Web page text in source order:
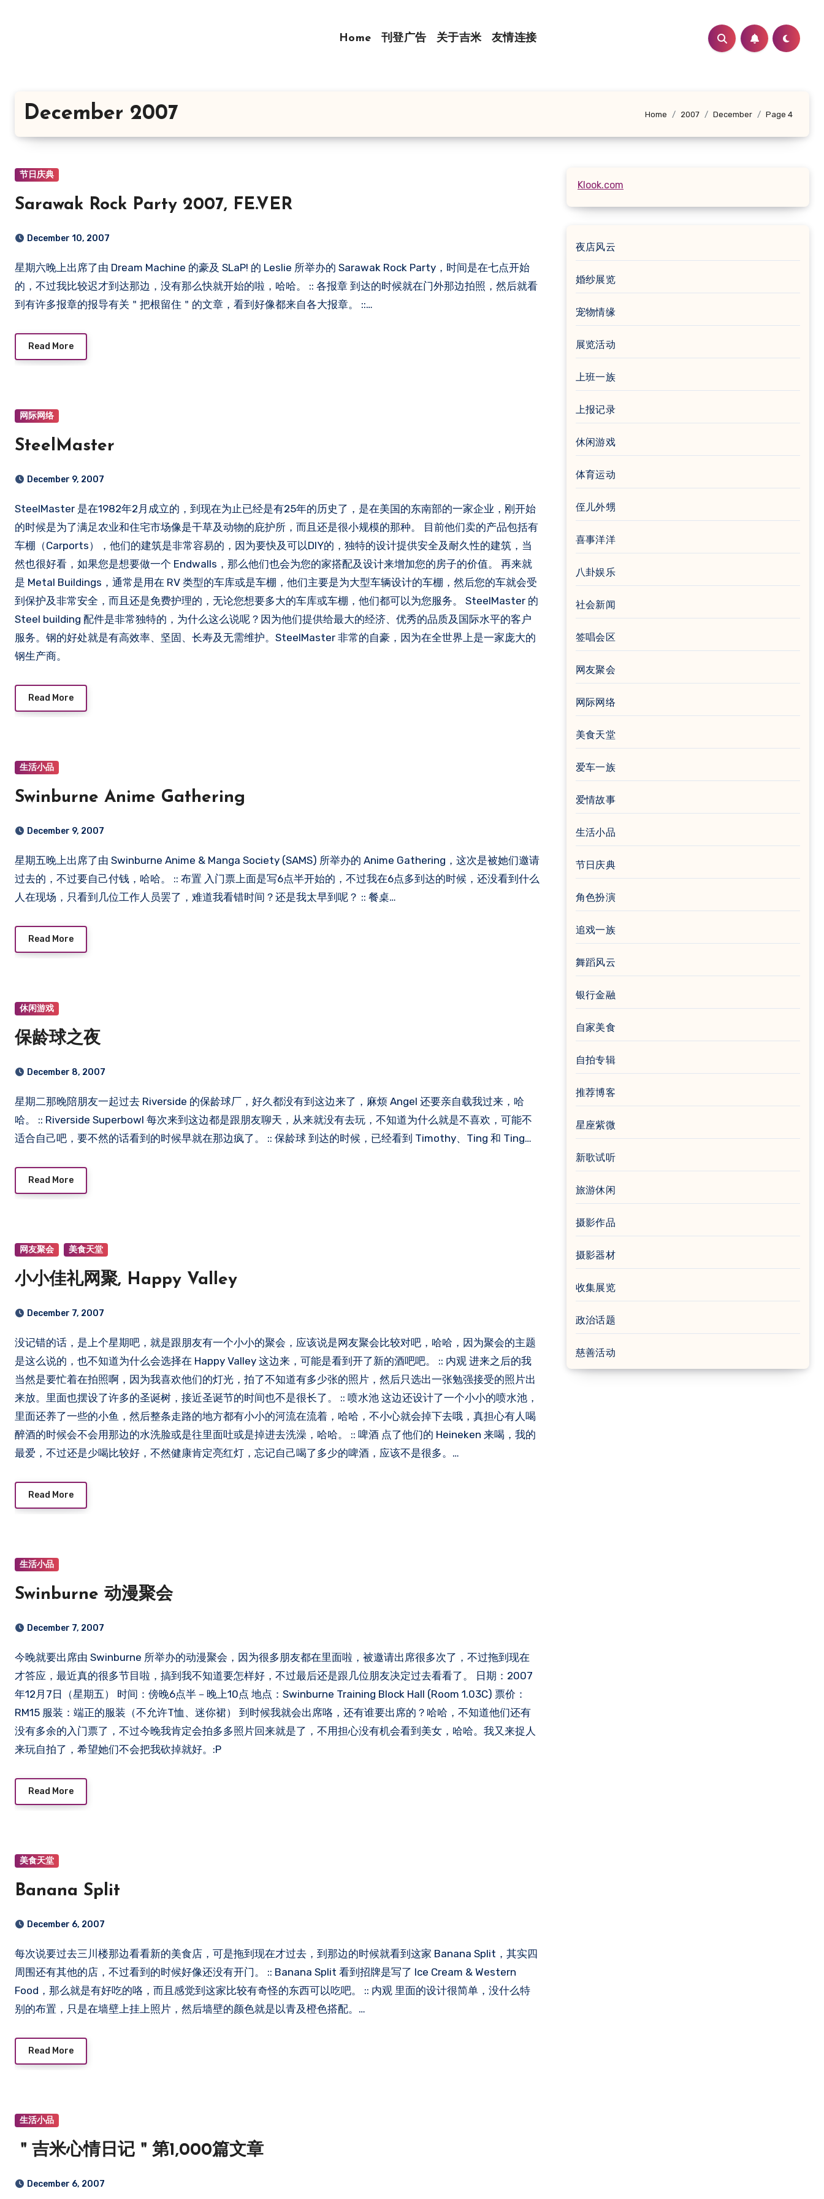
Home 刊登广告 关于吉米 友情连接
December 2007 Home 2007 December Page 4
节日庆典
Sarawak Rock Party 2007, FE.VER
December 10, 2007
星期六晚上出席了由 Dream Machine 的豪及 SLaP! 的 Leslie 所举办的 Sarawak Rock Party，时间是在七点开始
的，不过我比较迟才到达那边，没有那么快就开始的啦，哈哈。 :: 各报章 到达的时候就在门外那边拍照，然后就看
到有许多报章的报导有关＂把根留住＂的文章，看到好像都来自各大报章。 ::…
Read More
网际网络
SteelMaster
December 9, 2007
SteelMaster 是在1982年2月成立的，到现在为止已经是有25年的历史了，是在美国的东南部的一家企业，刚开始
的时候是为了满足农业和住宅市场像是干草及动物的庇护所，而且还是很小规模的那种。 目前他们卖的产品包括有
车棚（Carports），他们的建筑是非常容易的，因为要快及可以DIY的，独特的设计提供安全及耐久性的建筑，当
然也很好看，如果您是想要做一个 Endwalls，那么他们也会为您的家搭配及设计来增加您的房子的价值。 再来就
是 Metal Buildings，通常是用在 RV 类型的车库或是车棚，他们主要是为大型车辆设计的车棚，然后您的车就会受
到保护及非常安全，而且还是免费护理的，无论您想要多大的车库或车棚，他们都可以为您服务。 SteelMaster 的
Steel building 配件是非常独特的，为什么这么说呢？因为他们提供给最大的经济、优秀的品质及国际水平的客户
服务。钢的好处就是有高效率、坚固、长寿及无需维护。SteelMaster 非常的自豪，因为在全世界上是一家庞大的
钢生产商。
Read More
生活小品
Swinburne Anime Gathering
December 9, 2007
星期五晚上出席了由 Swinburne Anime & Manga Society (SAMS) 所举办的 Anime Gathering，这次是被她们邀请
过去的，不过要自己付钱，哈哈。 :: 布置 入门票上面是写6点半开始的，不过我在6点多到达的时候，还没看到什么
人在现场，只看到几位工作人员罢了，难道我看错时间？还是我太早到呢？ :: 餐桌…
Read More
休闲游戏
保龄球之夜
December 8, 2007
星期二那晚陪朋友一起过去 Riverside 的保龄球厂，好久都没有到这边来了，麻烦 Angel 还要亲自载我过来，哈
哈。 :: Riverside Superbowl 每次来到这边都是跟朋友聊天，从来就没有去玩，不知道为什么就是不喜欢，可能不
适合自己吧，要不然的话看到的时候早就在那边疯了。 :: 保龄球 到达的时候，已经看到 Timothy、Ting 和 Ting…
Read More
网友聚会 美食天堂
小小佳礼网聚, Happy Valley
December 7, 2007
没记错的话，是上个星期吧，就是跟朋友有一个小小的聚会，应该说是网友聚会比较对吧，哈哈，因为聚会的主题
是这么说的，也不知道为什么会选择在 Happy Valley 这边来，可能是看到开了新的酒吧吧。 :: 内观 进来之后的我
当然是要忙着在拍照啊，因为我喜欢他们的灯光，拍了不知道有多少张的照片，然后只选出一张勉强接受的照片出
来放。里面也摆设了许多的圣诞树，接近圣诞节的时间也不是很长了。 :: 喷水池 这边还设计了一个小小的喷水池，
里面还养了一些的小鱼，然后整条走路的地方都有小小的河流在流着，哈哈，不小心就会掉下去哦，真担心有人喝
醉酒的时候会不会用那边的水洗脸或是往里面吐或是掉进去洗澡，哈哈。 :: 啤酒 点了他们的 Heineken 来喝，我的
最爱，不过还是少喝比较好，不然健康肯定亮红灯，忘记自己喝了多少的啤酒，应该不是很多。…
Read More
生活小品
Swinburne 动漫聚会
December 7, 2007
今晚就要出席由 Swinburne 所举办的动漫聚会，因为很多朋友都在里面啦，被邀请出席很多次了，不过拖到现在
才答应，最近真的很多节目啦，搞到我不知道要怎样好，不过最后还是跟几位朋友决定过去看看了。 日期：2007
年12月7日（星期五） 时间：傍晚6点半－晚上10点 地点：Swinburne Training Block Hall (Room 1.03C) 票价：
RM15 服装：端正的服装（不允许T恤、迷你裙） 到时候我就会出席咯，还有谁要出席的？哈哈，不知道他们还有
没有多余的入门票了，不过今晚我肯定会拍多多照片回来就是了，不用担心没有机会看到美女，哈哈。我又来捉人
来玩自拍了，希望她们不会把我砍掉就好。:P
Read More
美食天堂
Banana Split
December 6, 2007
每次说要过去三川楼那边看看新的美食店，可是拖到现在才过去，到那边的时候就看到这家 Banana Split，其实四
周围还有其他的店，不过看到的时候好像还没有开门。 :: Banana Split 看到招牌是写了 Ice Cream & Western
Food，那么就是有好吃的咯，而且感觉到这家比较有奇怪的东西可以吃吧。 :: 内观 里面的设计很简单，没什么特
别的布置，只是在墙壁上挂上照片，然后墙壁的颜色就是以青及橙色搭配。…
Read More
生活小品
＂吉米心情日记＂第1,000篇文章
December 6, 2007
Klook.com
夜店风云
婚纱展览
宠物情缘
展览活动
上班一族
上报记录
休闲游戏
体育运动
侄儿外甥
喜事洋洋
八卦娱乐
社会新闻
签唱会区
网友聚会
网际网络
美食天堂
爱车一族
爱情故事
生活小品
节日庆典
角色扮演
追戏一族
舞蹈风云
银行金融
自家美食
自拍专辑
推荐博客
星座紫微
新歌试听
旅游休闲
摄影作品
摄影器材
收集展览
政治话题
慈善活动